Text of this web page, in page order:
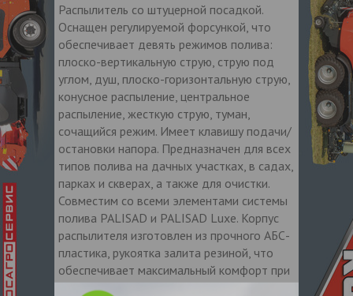
Распылитель со штуцерной посадкой.
Оснащен регулируемой форсункой, что
обеспечивает девять режимов полива:
плоско-вертикальную струю, струю под
углом, душ, плоско-горизонтальную струю,
конусное распыление, центральное
распыление, жесткую струю, туман,
сочащийся режим. Имеет клавишу подачи/
остановки напора. Предназначен для всех
типов полива на дачных участках, в садах,
парках и скверах, а также для очистки.
Совместим со всеми элементами системы
полива PALISAD и PALISAD Luxe. Корпус
распылителя изготовлен из прочного АБС-
пластика, рукоятка залита резиной, что
обеспечивает максимальный комфорт при
работе с инструментом.